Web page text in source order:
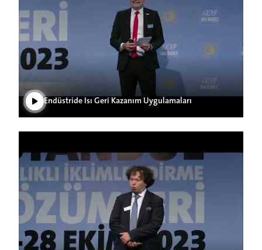
Play Video
Endüstride Isı Geri Kazanım Uygulamaları
Play Video